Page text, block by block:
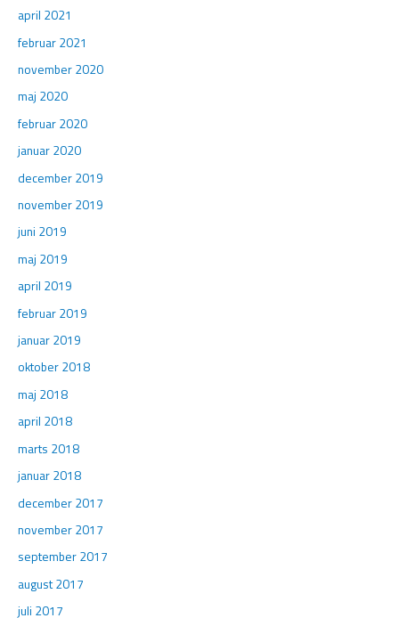
april 2021
februar 2021
november 2020
maj 2020
februar 2020
januar 2020
december 2019
november 2019
juni 2019
maj 2019
april 2019
februar 2019
januar 2019
oktober 2018
maj 2018
april 2018
marts 2018
januar 2018
december 2017
november 2017
september 2017
august 2017
juli 2017